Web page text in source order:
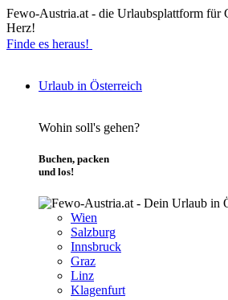
Fewo-Austria.at - die Urlaubsplattform für
Herz!
Finde es heraus!
Urlaub in Österreich
Wohin soll's gehen?
Buchen, packen
und los!
Wien
Salzburg
Innsbruck
Graz
Linz
Klagenfurt